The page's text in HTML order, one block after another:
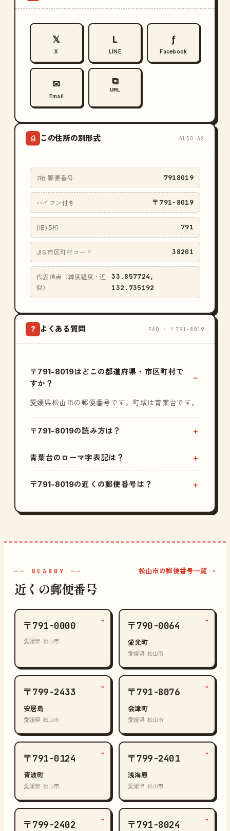
𝕏
X
L
LINE
ƒ
Facebook
✉
Email
⧉
URL
⎙ この住所の別形式 ALSO AS
7桁 郵便番号 7918019
ハイフン付き 〒791-8019
(旧) 5桁 791
JIS 市区町村コード 38201
代表地点（緯度経度・近
似）
33.857724,
132.735192
? よくある質問 FAQ · 〒791-8019
〒791-8019はどこの都道府県・市区町村で
すか？
愛媛県松山市の郵便番号です。町域は青葉台です。
〒791-8019の読み方は？
青葉台のローマ字表記は？
〒791-8019の近くの郵便番号は？
—— NEARBY ——
近くの郵便番号
松山市の郵便番号一覧 →
〒791-0000
愛媛県 松山市
→ 〒790-0064
愛光町
愛媛県 松山市
→
〒799-2433
安居島
愛媛県 松山市
→ 〒791-8076
会津町
愛媛県 松山市
→
〒791-0124
青波町
愛媛県 松山市
→ 〒799-2401
浅海原
愛媛県 松山市
→
〒799-2402 → 〒791-8024 →